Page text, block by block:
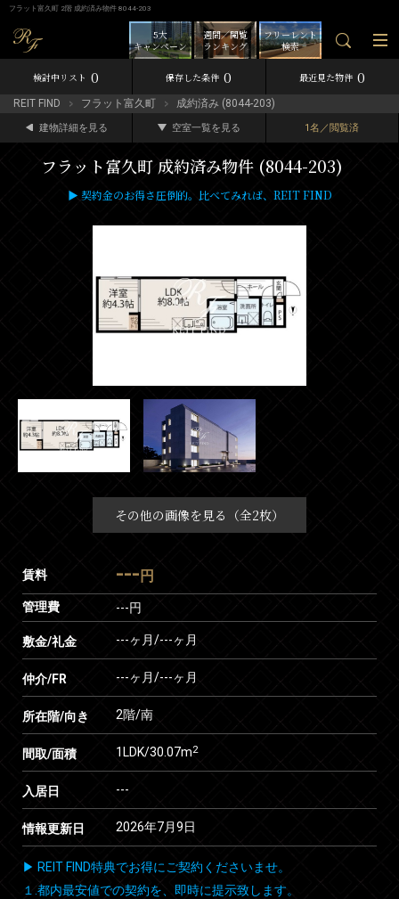
フラット富久町 2階 成約済み物件 8044-203
フリーレント
検索
週間／閲覧
ランキング
5大
キャンペーン
検討中リスト 0 保存した条件 0 最近見た物件 0
REIT FIND フラット富久町 成約済み (8044-203)
建物詳細を見る 空室一覧を見る 1名／閲覧済
フラット富久町 成約済み物件 (8044-203)
▶ 契約金のお得さ圧倒的。比べてみれば、REIT FIND
その他の画像を見る（全2枚）
賃料 --- 円
管理費 ---円
敷金/礼金 ---ヶ月/---ヶ月
仲介/FR ---ヶ月/---ヶ月
所在階/向き 2階/南
間取/面積 1LDK/30.07m2
入居日 ---
情報更新日 2026年7月9日
▶ REIT FIND特典でお得にご契約くださいませ。
１.都内最安値での契約を、即時に提示致します。